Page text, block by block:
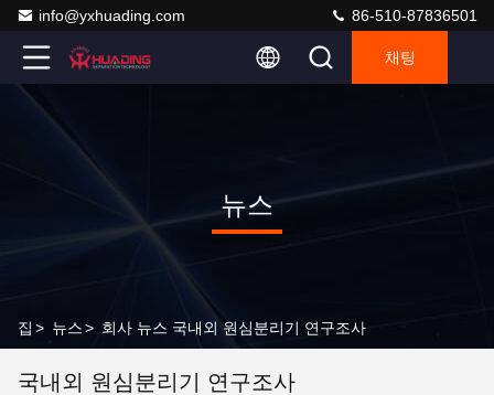
info@yxhuading.com 86-510-87836501
채팅
뉴스
집 > 뉴스> 회사 뉴스 국내외 원심분리기 연구조사
국내외 원심분리기 연구조사